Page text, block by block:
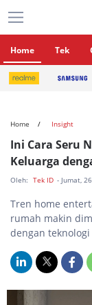
Home Tek
Home Insight
Ini Cara Seru
Keluarga
Oleh: Tek ID - Jumat,
Tren home
rumah makin
dengan teknologi